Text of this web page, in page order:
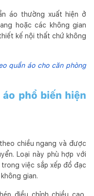
áo thường xuất hiện ở
hoặc các không gian
kế nội thất chứ không
quần áo cho căn phòng
phổ biến hiện
chiều ngang và được
Loại này phù hợp với
việc sắp xếp đồ đạc
gian.